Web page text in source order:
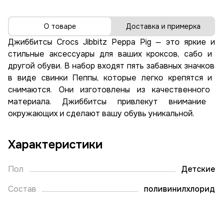
О товаре Доставка и примерка
Джиббитсы Crocs Jibbitz Peppa Pig — это яркие и
стильные аксессуары для вашихкроксов, сабо и
другой обуви. В набор входят пять забавных значков
в виде свинки Пеппы, которые легко крепятся и
снимаются. Они изготовлены из качественного
материала. Джиббитсы привлекут внимание
окружающихи сделают вашу обувь уникальной.
Характеристики
Пол
Детские
Состав
поливинилхлорид